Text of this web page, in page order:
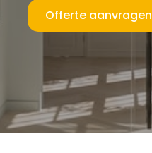
Offerte aanvragen